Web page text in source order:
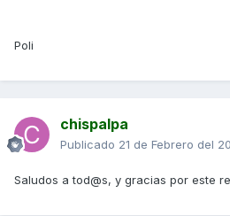
Poli
chispalpa
Publicado 21 de Febrero del
Saludos a tod@s, y gracias por este